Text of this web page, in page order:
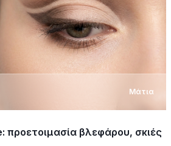
Μάτια
προετοιμασία βλεφάρου, σκιές